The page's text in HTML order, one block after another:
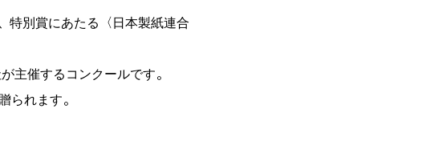
特別賞にあたる〈日本製紙連合
主催するコンクールです。
られます。